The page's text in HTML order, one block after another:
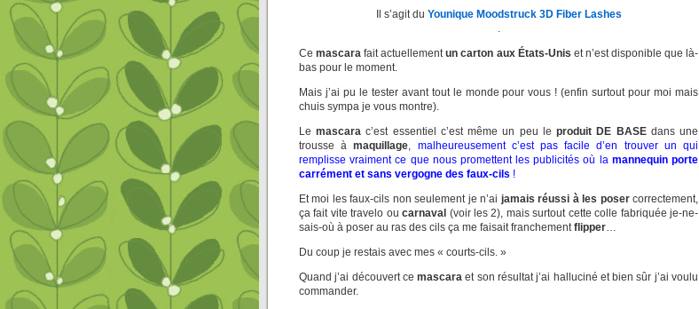
Il s’agit du Younique Moodstruck 3D Fiber Lashes
.
Cemascara fait actuellementun carton aux États-Unis et n’est disponible que là-
bas pour le moment.
Mais j’ai pu le tester avant tout le monde pour vous ! (enfin surtout pour moi mais
chuis sympa je vous montre).
Lemascara c’est essentiel c’est même un peu leproduit DE BASEdans une
trousse àmaquillage, malheureusement c’est pas facile d’en trouver un qui
remplisse vraiment ce que nous promettent les publicités où la mannequin porte
carrément et sans vergogne des faux-cils !
Et moi les faux-cils non seulement je n’ai jamais réussi à les posercorrectement,
ça fait vite travelo oucarnaval (voir les 2), mais surtout cette colle fabriquée je-ne-
sais-où à poser au ras des cils ça me faisait franchementflipper…
Du coup je restais avec mes « courts-cils. »
Quand j’ai découvert cemascara et son résultat j’ai halluciné et bien sûr j’ai voulu
commander.